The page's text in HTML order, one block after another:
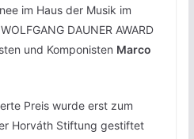
im Haus der Musik im
DAUNER AWARD
und Komponisten Marco
Preis wurde erst zum
Horváth Stiftung gestiftet